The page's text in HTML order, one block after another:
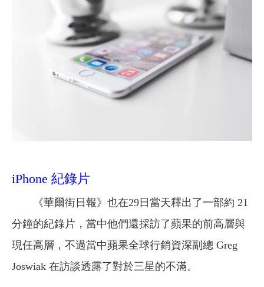
iPhone 紀錄片
《華爾街日報》也在29日當天釋出了一部約 21
分鐘的紀錄片，當中他們還採訪了蘋果的前高層與
現任高層，不過當中蘋果全球行銷資深副總 Greg
Joswiak 在訪談透露了對於三星的不滿。